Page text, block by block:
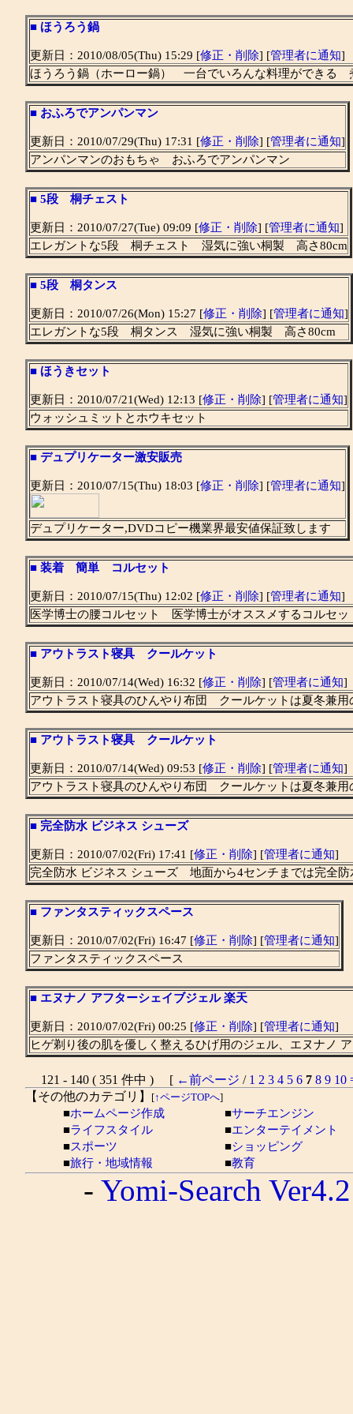
■ ほうろう鍋
更新日：2010/08/05(Thu) 15:29 [修正・削除] [管理者に通知]
ほうろう鍋（ホーロー鍋） 一台でいろんな料理ができる
■ おふろでアンパンマン
更新日：2010/07/29(Thu) 17:31 [修正・削除] [管理者に通知]
アンパンマンのおもちゃ おふろでアンパンマン
■ 5段 桐チェスト
更新日：2010/07/27(Tue) 09:09 [修正・削除] [管理者に通知]
エレガントな5段 桐チェスト 湿気に強い桐製 高さ80cm
■ 5段 桐タンス
更新日：2010/07/26(Mon) 15:27 [修正・削除] [管理者に通知]
エレガントな5段 桐タンス 湿気に強い桐製 高さ80cm
■ ほうきセット
更新日：2010/07/21(Wed) 12:13 [修正・削除] [管理者に通知]
ウォッシュミットとホウキセット
■ デュプリケーター激安販売
更新日：2010/07/15(Thu) 18:03 [修正・削除] [管理者に通知]
デュプリケーター,DVDコピー機業界最安値保証致します
■ 装着 簡単 コルセット
更新日：2010/07/15(Thu) 12:02 [修正・削除] [管理者に通知]
医学博士の腰コルセット 医学博士がオススメするコルセ
■ アウトラスト寝具 クールケット
更新日：2010/07/14(Wed) 16:32 [修正・削除] [管理者に通知]
アウトラスト寝具のひんやり布団 クールケットは夏冬兼用
■ アウトラスト寝具 クールケット
更新日：2010/07/14(Wed) 09:53 [修正・削除] [管理者に通知]
アウトラスト寝具のひんやり布団 クールケットは夏冬兼用
■ 完全防水 ビジネス シューズ
更新日：2010/07/02(Fri) 17:41 [修正・削除] [管理者に通知]
完全防水 ビジネス シューズ 地面から4センチまでは完全
■ ファンタスティックスペース
更新日：2010/07/02(Fri) 16:47 [修正・削除] [管理者に通知]
ファンタスティックスペース
■ エヌナノ アフターシェイブジェル 楽天
更新日：2010/07/02(Fri) 00:25 [修正・削除] [管理者に通知]
ヒゲ剃り後の肌を優しく整えるひげ用のジェル、エヌナノ
121 - 140 ( 351 件中 ) [ ←前ページ / 1 2 3 4 5 6 7 8 9 10
【その他のカテゴリ】
[↑ページTOPへ]
■ホームページ作成 ■サーチエンジン
■ライフスタイル ■エンターテイメント
■スポーツ ■ショッピング
■旅行・地域情報 ■教育
- Yomi-Search